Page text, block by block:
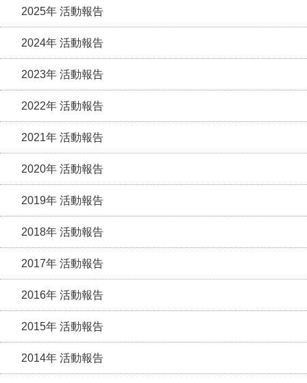
2025年 活動報告
2024年 活動報告
2023年 活動報告
2022年 活動報告
2021年 活動報告
2020年 活動報告
2019年 活動報告
2018年 活動報告
2017年 活動報告
2016年 活動報告
2015年 活動報告
2014年 活動報告